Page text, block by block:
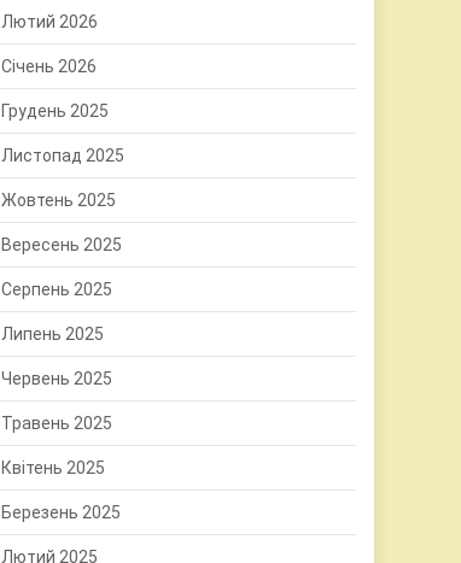
Лютий 2026
Січень 2026
Грудень 2025
Листопад 2025
Жовтень 2025
Вересень 2025
Серпень 2025
Липень 2025
Червень 2025
Травень 2025
Квітень 2025
Березень 2025
Лютий 2025